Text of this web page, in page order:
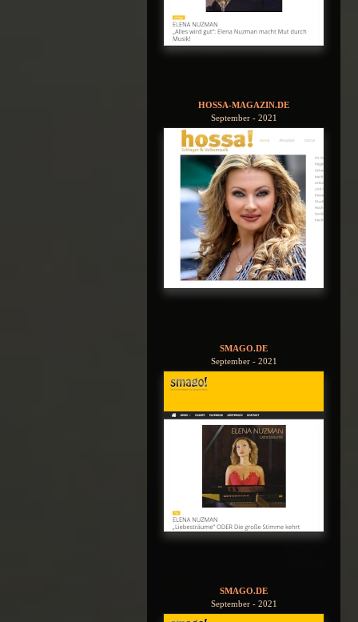
HOSSA-MAGAZIN.DE
September - 2021
SMAGO.DE
September - 2021
SMAGO.DE
September - 2021